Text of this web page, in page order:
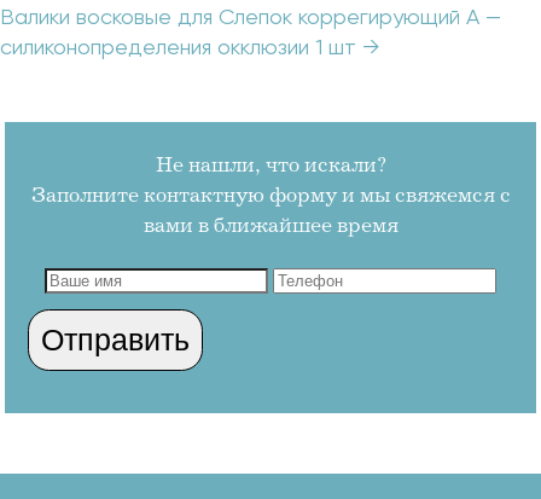
по
записям
Валики восковые для Слепок коррегирующий А —
силиконопределения окклюзии 1 шт →
Не нашли, что искали?
Заполните контактную форму и мы свяжемся с
вами в ближайшее время